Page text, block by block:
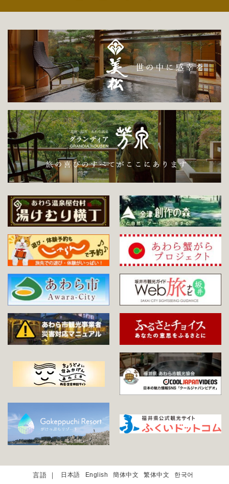
日本語 English 簡体中文 繁体中文 한국어